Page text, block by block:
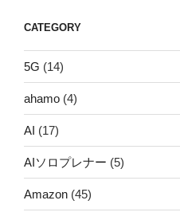
CATEGORY
5G (14)
ahamo (4)
AI (17)
AIソロプレナー (5)
Amazon (45)